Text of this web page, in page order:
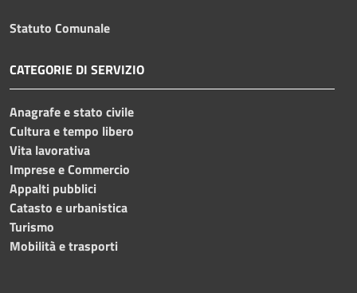
Statuto Comunale
CATEGORIE DI SERVIZIO
Anagrafe e stato civile
Cultura e tempo libero
Vita lavorativa
Imprese e Commercio
Appalti pubblici
Catasto e urbanistica
Turismo
Mobilità e trasporti